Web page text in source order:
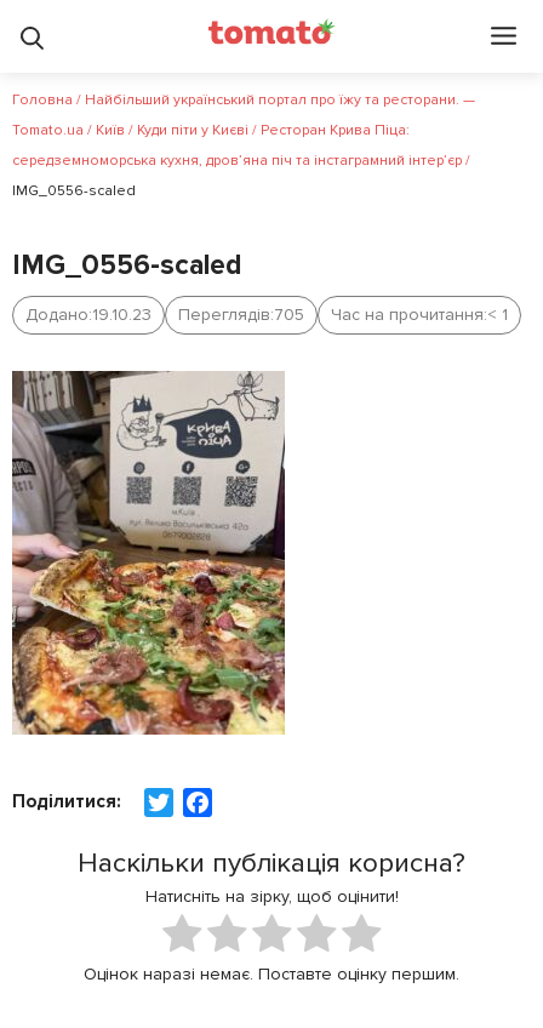
Головна / Найбільший український портал про їжу та ресторани. —
Tomato.ua / Київ / Куди піти у Києві / Ресторан Крива Піца:
середземноморська кухня, дров’яна піч та інстаграмний інтер’єр /
IMG_0556-scaled
IMG_0556-scaled
Додано:19.10.23 Переглядів:705 Час на прочитання:< 1
Поділитися:
i
t
t
e
r
c
e
b
o
o
Наскільки публікація корисна?
Натисніть на зірку, щоб оцінити!
Оцінок наразі немає. Поставте оцінку першим.